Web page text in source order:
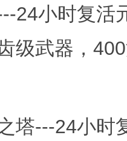
24小时复活
级武器，
塔---24小时